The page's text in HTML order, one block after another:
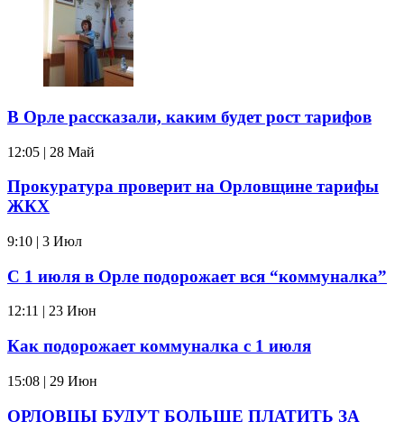
В Орле рассказали, каким будет рост тарифов
12:05 | 28 Май
Прокуратура проверит на Орловщине тарифы
ЖКХ
9:10 | 3 Июл
С 1 июля в Орле подорожает вся “коммуналка”
12:11 | 23 Июн
Как подорожает коммуналка с 1 июля
15:08 | 29 Июн
ОРЛОВЦЫ БУДУТ БОЛЬШЕ ПЛАТИТЬ ЗА